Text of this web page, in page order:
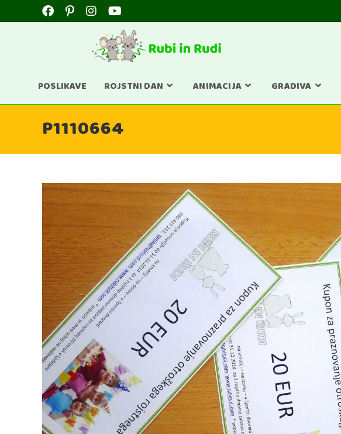
POSLIKAVE ROJSTNI DAN ANIMACIJA GRADIVA
P1110664